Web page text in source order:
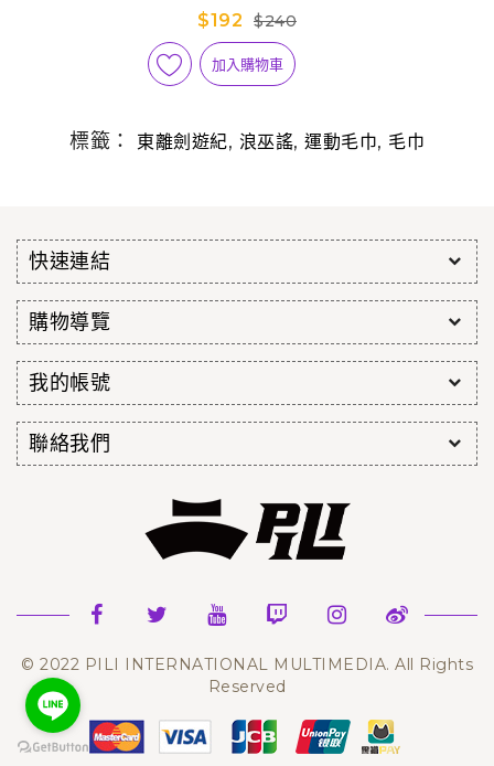
$192
$240
加入購物車
標籤： 東離劍遊紀, 浪巫謠, 運動毛巾, 毛巾
快速連結
購物導覽
我的帳號
聯絡我們
© 2022 PILI INTERNATIONAL MULTIMEDIA. All Rights
Reserved